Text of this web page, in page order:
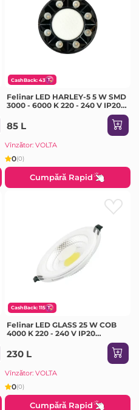
CashBack: 43
Felinar LED HARLEY-5 5 W SMD
3000 - 6000 K 220 - 240 V IP20
85 L
Vînzător: VOLTA
0(0)
Cumpără Rapid
CashBack: 115
Felinar LED GLASS 25 W COB
4000 K 220 - 240 V IP20
230 L
Vînzător: VOLTA
0(0)
Cumpără Rapid